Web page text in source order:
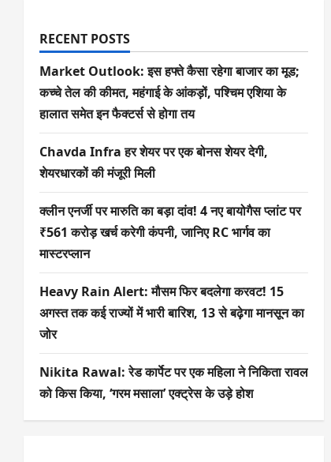
RECENT POSTS
Market Outlook: इस हफ्ते कैसा रहेगा बाजार का मूड;
कच्चे तेल की कीमत, महंगाई के आंकड़ों, पश्चिम एशिया के
हालात समेत इन फैक्टर्स से होगा तय
Chavda Infra हर शेयर पर एक बोनस शेयर देगी,
शेयरधारकों की मंजूरी मिली
क्लीन एनर्जी पर मारुति का बड़ा दांव! 4 नए बायोगैस प्लांट पर
₹561 करोड़ खर्च करेगी कंपनी, जानिए RC भार्गव का
मास्टरप्लान
Heavy Rain Alert: मौसम फिर बदलेगा करवट! 15
अगस्त तक कई राज्यों में भारी बारिश, 13 से बढ़ेगा मानसून का
जोर
Nikita Rawal: रेड कार्पेट पर एक महिला ने निकिता रावल
को किस किया, ‘गरम मसाला’ एक्ट्रेस के उड़े होश